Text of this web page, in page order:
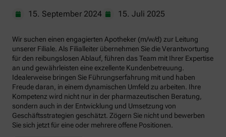
15. September 2024 15. Juli 2025
Wir suchen einen engagierten Apotheker (m/w/d) zur Leitung
unserer Filiale. Als Filialleiter übernehmen Sie die Verantwortung
für den reibungslosen Ablauf, führen das Team mit Ihrer Expertise
an und gewährleisten eine exzellente Kundenbetreuung.
Idealerweise bringen Sie Führungserfahrung mit und haben
Freude daran, in einem dynamischen Umfeld zu arbeiten. Ihre
Kompetenz wird nicht nur in der pharmazeutischen Beratung,
sondern auch in der Entwicklung und Umsetzung von
Geschäftsstrategien geschätzt. Zögern Sie nicht und bewerben
Sie sich jetzt für eine oder mehrere offene Positionen.